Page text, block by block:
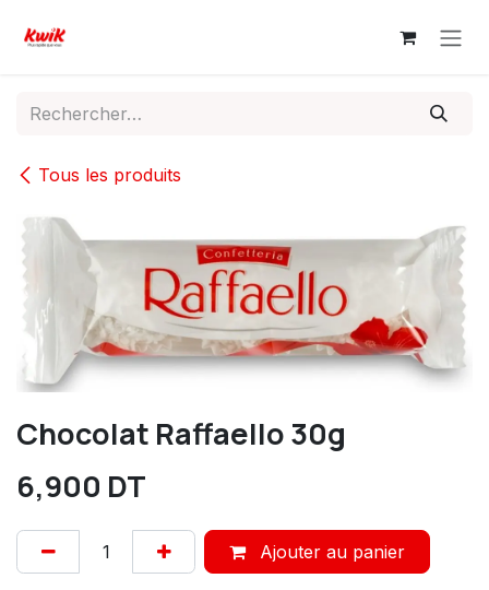
Tous les produits
Chocolat Raffaello 30g
6,900 DT
Ajouter au panier